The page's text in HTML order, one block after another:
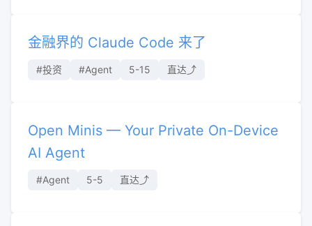
金融界的 Claude Code 来了
#投资 #Agent 5-15 直达⤴︎
Open Minis — Your Private On-Device
AI Agent
#Agent 5-5 直达⤴︎